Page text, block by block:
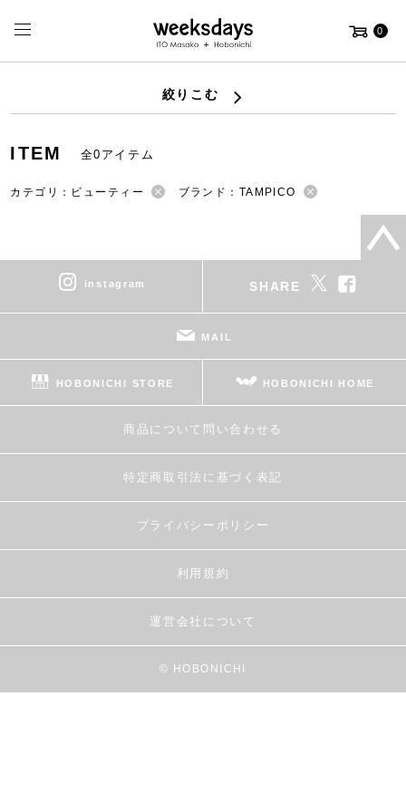
0
絞りこむ
ITEM 全0アイテム
カテゴリ：ビューティー ブランド：TAMPICO
instagram SHARE
MAIL
HOBONICHI STORE HOBONICHI HOME
商品について問い合わせる
特定商取引法に基づく表記
プライバシーポリシー
利用規約
運営会社について
© HOBONICHI